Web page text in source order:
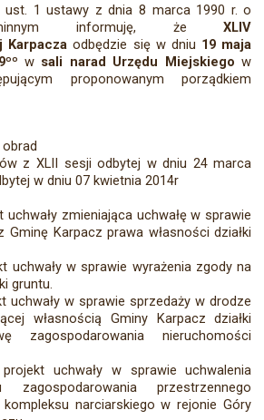
ust. 1 ustawy z dnia 8 marca 1990 r. o
informuję, żeXLIV
Karpacza odbędzie się w dniu 19 maja
w sali narad Urzędu Miejskiego w
proponowanym porządkiem
z XLII sesji odbytej w dniu 24 marca
w dniu 07 kwietnia 2014r
uchwały zmieniająca uchwałę w sprawie
Karpacz prawa własności działki
uchwały w sprawie wyrażenia zgody na
gruntu.
uchwały w sprawie sprzedaży w drodze
własnością Gminy Karpacz działki
zagospodarowania nieruchomości
uchwały w sprawie uchwalenia
zagospodarowania przestrzennego
narciarskiego w rejonie Góry